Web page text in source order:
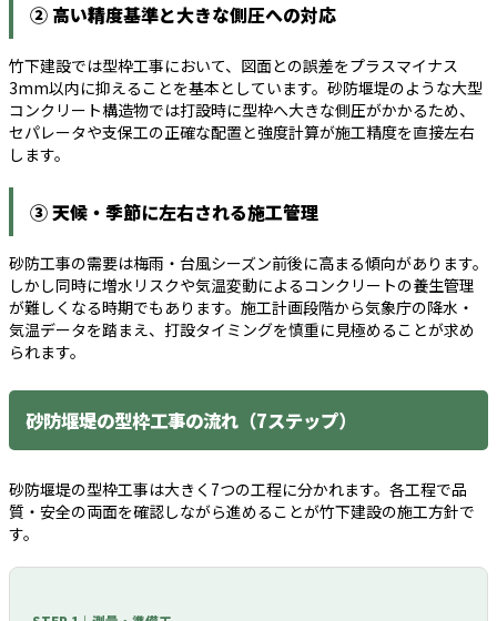
② 高い精度基準と大きな側圧への対応
竹下建設では型枠工事において、図面との誤差をプラスマイナス
3mm以内に抑えることを基本としています。砂防堰堤のような大型
コンクリート構造物では打設時に型枠へ大きな側圧がかかるため、
セパレータや支保工の正確な配置と強度計算が施工精度を直接左右
します。
③ 天候・季節に左右される施工管理
砂防工事の需要は梅雨・台風シーズン前後に高まる傾向があります。
しかし同時に増水リスクや気温変動によるコンクリートの養生管理
が難しくなる時期でもあります。施工計画段階から気象庁の降水・
気温データを踏まえ、打設タイミングを慎重に見極めることが求め
られます。
砂防堰堤の型枠工事の流れ（7ステップ）
砂防堰堤の型枠工事は大きく7つの工程に分かれます。各工程で品
質・安全の両面を確認しながら進めることが竹下建設の施工方針で
す。